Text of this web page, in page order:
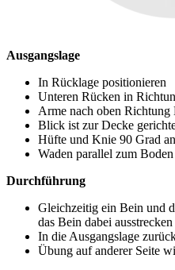
Ausgangslage
In Rücklage positionieren
Unteren Rücken in
Arme nach oben Richtung
Blick ist zur Decke
Hüfte und Knie 90 Grad
Waden parallel zum
Durchführung
Gleichzeitig ein Bein und
das Bein dabei ausstrecken
In die Ausgangslage
Übung auf anderer Seite